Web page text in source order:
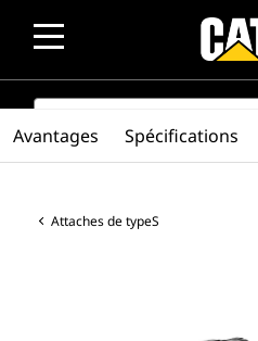
SEARCH
Attaches de typeS
Avantages Spécifications